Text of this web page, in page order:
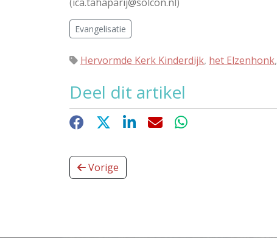
Evangelisatie
Hervormde Kerk Kinderdijk, het Elzenhonk,
Deel dit artikel
Facebook LinkedInE-mailWhatsApp
Vorige